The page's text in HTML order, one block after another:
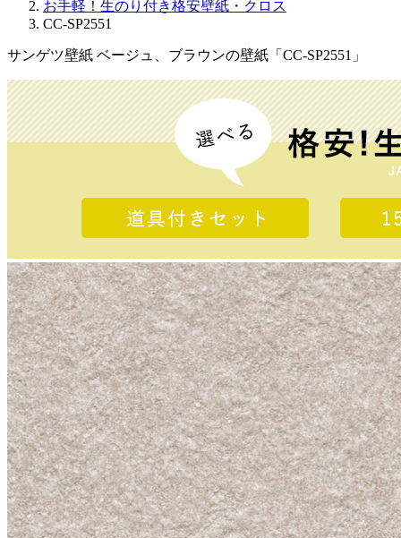
お手軽！生のり付き格安壁紙・クロス
CC-SP2551
サンゲツ壁紙 ベージュ、ブラウンの壁紙「CC-SP2551」